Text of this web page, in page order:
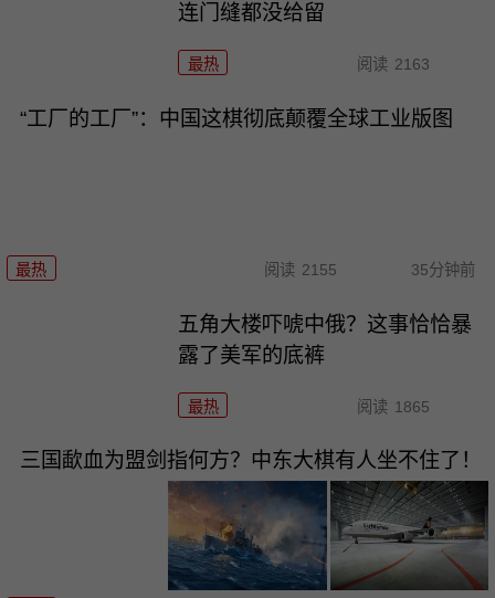
连门缝都没给留
最热 阅读 2163
“工厂的工厂”：中国这棋彻底颠覆全球工业版图
最热 阅读 2155 35分钟前
五角大楼吓唬中俄？这事恰恰暴
露了美军的底裤
最热 阅读 1865
三国歃血为盟剑指何方？中东大棋有人坐不住了！